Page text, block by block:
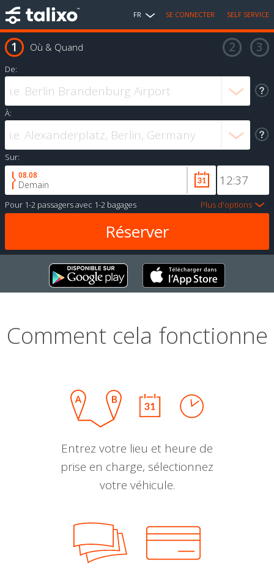
FR SE CONNECTER SELF SERVICE
Où & Quand
De:
À:
Sur:
08.08
Demain
Pour 1-2 passagersavec 1-2 bagages Plus d'options
Comment cela fonctionne
Entrez votre lieu et heure de
prise en charge, sélectionnez
votre véhicule.